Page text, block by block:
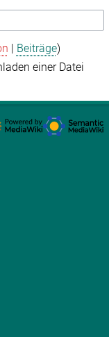
Beiträge
einer Datei